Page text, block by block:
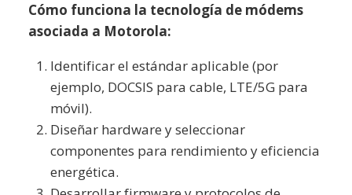
Cómo funciona la tecnología de módems
asociada a Motorola:
Identificar el estándar aplicable (por
ejemplo, DOCSIS para cable, LTE/5G para
móvil).
Diseñar hardware y seleccionar
componentes para rendimiento y eficiencia
energética.